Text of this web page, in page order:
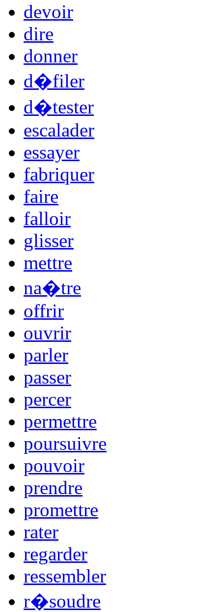
devoir
dire
donner
d�filer
d�tester
escalader
essayer
fabriquer
faire
falloir
glisser
mettre
na�tre
offrir
ouvrir
parler
passer
percer
permettre
poursuivre
pouvoir
prendre
promettre
rater
regarder
ressembler
r�soudre